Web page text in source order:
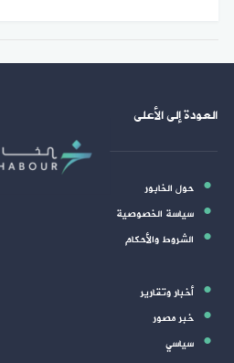
العودة إلى الأعلى
حول الخابور
سياسة الخصوصية
الشروط والأحكام
أخبار وتقارير
خبر مصور
سياسي